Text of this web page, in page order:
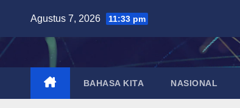
content
Agustus 7, 2026 11:33 pm
BAHASA KITA NASIONAL